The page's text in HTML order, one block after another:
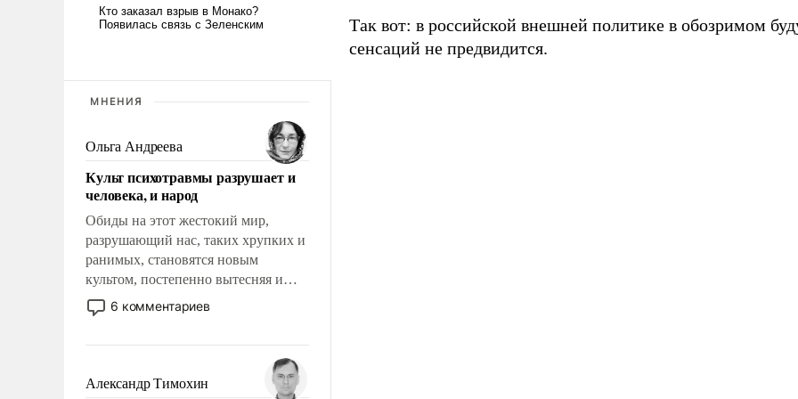
МНЕНИЯ
Ольга Андреева
Культ психотравмы разрушает и
человека, и народ
Обиды на этот жестокий мир,
разрушающий нас, таких хрупких и
ранимых, становятся новым
культом, постепенно вытесняя и
отменяя традиционное требование к
человеку – быть мужественным и
на себя ответственность, помогать
слабым, идти вперед и
6 комментариев
Александр Тимохин
Так вот: в российской внешней политике в обозримом
сенсаций не предвидится.